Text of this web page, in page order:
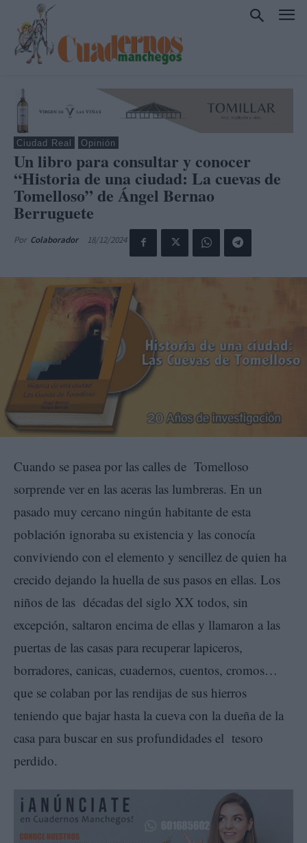
Ciudad Real Opinión
Un libro para consultar y conocer
“Historia de una ciudad: La cuevas de
Tomelloso” de Ángel Bernao
Berruguete
Por Colaborador 18/12/2024
Cuando se pasea por las calles de Tomelloso
sorprende ver en las aceras las lumbreras. En un
pasado muy cercano ningún habitante de esta
población ignoraba su existencia y las conocía
conviviendo con el elemento y sencillez de quien ha
crecido dejando la huella de sus pasos en ellas. Los
niños de las décadas del siglo XX todos, sin
excepción, saltaron encima de ellas y llamaron a las
puertas de las casas para recuperar lapiceros,
borradores, canicas, cuadernos, cuentos, cromos…
que se colaban por las rendijas de sus hierros
teniendo que bajar hasta la cueva con la dueña de la
casa para buscar en sus profundidades el tesoro
perdido.